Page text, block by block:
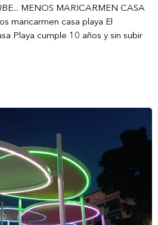
MENOS MARICARMEN CASA
maricarmen casa playa El
Playa cumple 10 años y sin subir